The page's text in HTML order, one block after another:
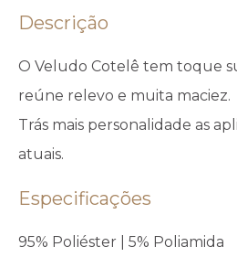
Descrição
O Veludo Cotelê tem toque
reúne relevo e muita maciez.
Trás mais personalidade as
atuais.
Especificações
95% Poliéster | 5% Poliamida